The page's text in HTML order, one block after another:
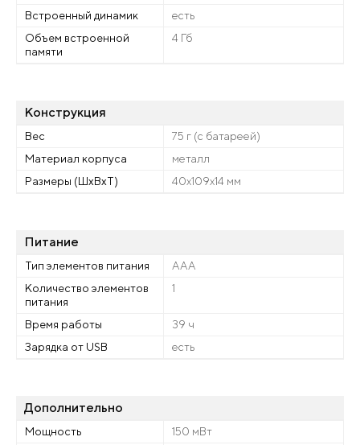
Встроенный динамик
есть
Объем встроенной
памяти
4 Гб
Конструкция
Вес
75 г (с батареей)
Материал корпуса
металл
Размеры (ШхВхТ)
40х109х14 мм
Питание
Тип элементов питания
ААА
Количество элементов
питания
1
Время работы
39 ч
Зарядка от USB
есть
Дополнительно
Мощность
150 мВт